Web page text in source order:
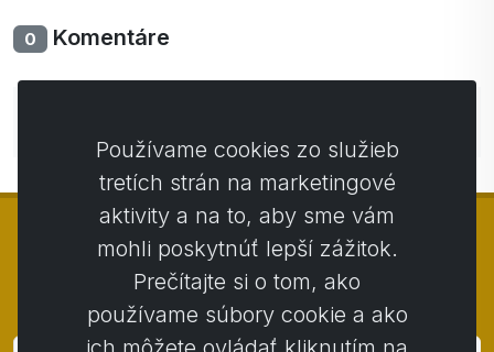
0 Komentáre
© Copyright 2014 - 2026 Activstar
Používame cookies zo služieb
tretích strán na marketingové
aktivity a na to, aby sme vám
mohli poskytnúť lepší zážitok.
Prečítajte si o tom, ako
používame súbory cookie a ako